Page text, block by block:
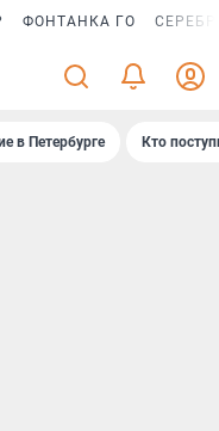
ФОНТАНКА ГО
в Петербурге Кто